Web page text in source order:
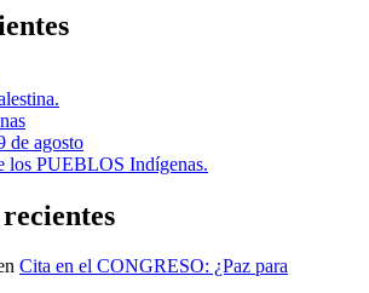
de agosto
los PUEBLOS Indígenas.
Cita en el CONGRESO: ¿Paz para